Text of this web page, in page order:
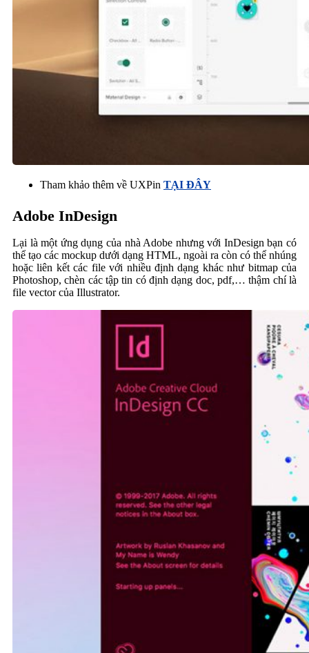
Tham khảo thêm về UXPin TẠI ĐÂY
Adobe InDesign
Lại là một ứng dụng của nhà Adobe nhưng với InDesign bạn có
thể tạo các mockup dưới dạng HTML, ngoài ra còn có thể nhúng
hoặc liên kết các file với nhiều định dạng khác như bitmap của
Photoshop, chèn các tập tin có định dạng doc, pdf,… thậm chí là
file vector của Illustrator.